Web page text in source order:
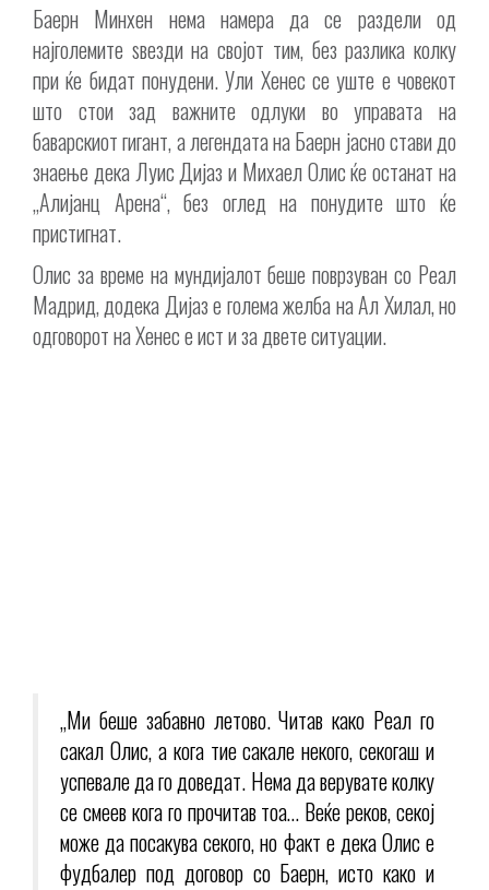
Баерн Минхен нема намера да се раздели од
најголемите ѕвезди на својот тим, без разлика колку
при ќе бидат понудени. Ули Хенес се уште е човекот
што стои зад важните одлуки во управата на
баварскиот гигант, а легендата на Баерн јасно стави до
знаење дека Луис Дијаз и Михаел Олис ќе останат на
„Алијанц Арена“, без оглед на понудите што ќе
пристигнат.
Олис за време на мундијалот беше поврзуван со Реал
Мадрид, додека Дијаз е голема желба на Ал Хилал, но
одговорот на Хенес е ист и за двете ситуации.
„Ми беше забавно летово. Читав како Реал го
сакал Олис, а кога тие сакале некого, секогаш и
успевале да го доведат. Нема да верувате колку
се смеев кога го прочитав тоа… Веќе реков, секој
може да посакува секого, но факт е дека Олис е
фудбалер под договор со Баерн, исто како и